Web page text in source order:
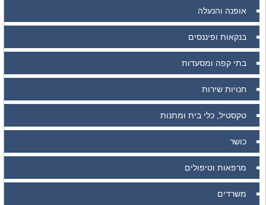
אופנה והנעלה
בנקאות ופיננסים
בתי קפה ומסעדות
חנויות שירות
טקסטיל, כלי בית ומתנות
כושר
מרפאות וטיפולים
משרדים